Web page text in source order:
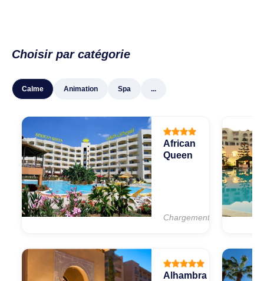
Choisir par catégorie
Calme Animation Spa ...
African
Queen
Chargement...
Alhambra